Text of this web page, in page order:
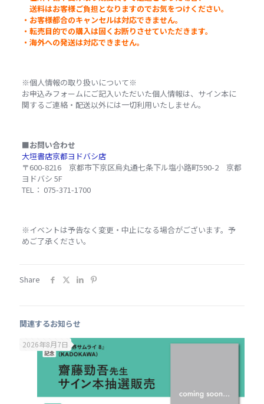
送料はお客様ご負担となりますのでお気をつけください。
・お客様都合のキャンセルは対応できません。
・転売目的での購入は固くお断りさせていただきます。
・海外への発送は対応できません。
※個人情報の取り扱いについて※
お申込みフォームにご記入いただいた個人情報は、サイン本に
関するご連絡・配送以外には一切利用いたしません。
■お問い合わせ
大垣書店京都ヨドバシ店
〒600-8216 京都市下京区烏丸通七条下ル塩小路町590-2 京都
ヨドバシ 5F
TEL： 075-371-1700
※イベントは予告なく変更・中止になる場合がございます。予
めご了承ください。
Share
関連するお知らせ
2026年8月7日